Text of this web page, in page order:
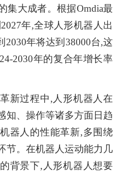
集大成者。根据Omdia最
年,全球人形机器人出
2030年将达到38000台,这
2030年的复合年增长率
过程中,人形机器人在
知、操作等诸多方面日趋
器人的性能革新,多围绕
节。在机器人运动能力几
背景下,人形机器人想要